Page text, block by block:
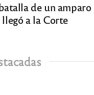
de un amparo
a la Corte